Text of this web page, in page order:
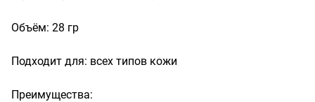
Объём: 28 гр
Подходит для: всех типов кожи
Преимущества: